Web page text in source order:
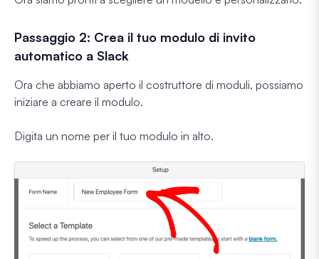
Passaggio 2: Crea il tuo modulo di invito
automatico a Slack
Ora che abbiamo aperto il costruttore di moduli, possiamo
iniziare a creare il modulo.
Digita un nome per il tuo modulo in alto.